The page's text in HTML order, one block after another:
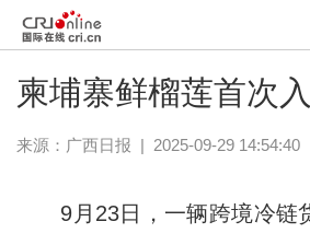
柬埔寨鲜榴莲首次
来源： 广西日报 | 2025-09-29 14:54:40
9月23日，一辆跨境冷链